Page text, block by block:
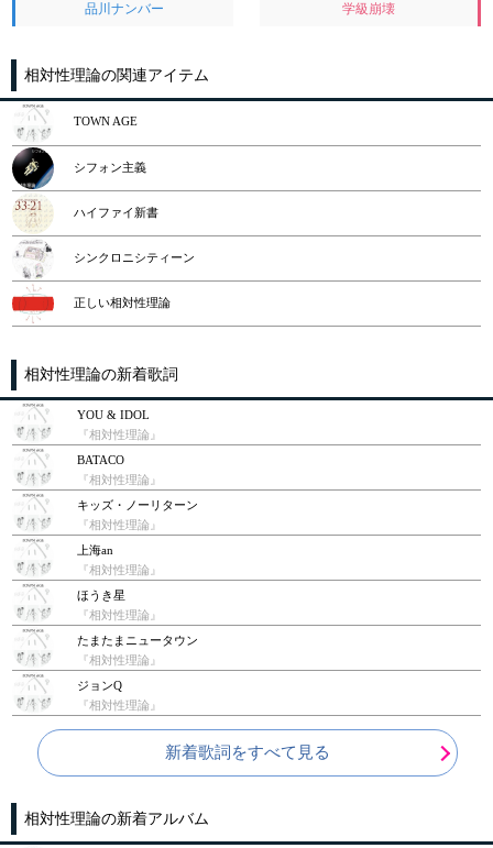
品川ナンバー 学級崩壊
相対性理論の関連アイテム
TOWN AGE
シフォン主義
ハイファイ新書
シンクロニシティーン
正しい相対性理論
相対性理論の新着歌詞
YOU & IDOL
『相対性理論』
BATACO
『相対性理論』
キッズ・ノーリターン
『相対性理論』
上海an
『相対性理論』
ほうき星
『相対性理論』
たまたまニュータウン
『相対性理論』
ジョンQ
『相対性理論』
新着歌詞をすべて見る
相対性理論の新着アルバム